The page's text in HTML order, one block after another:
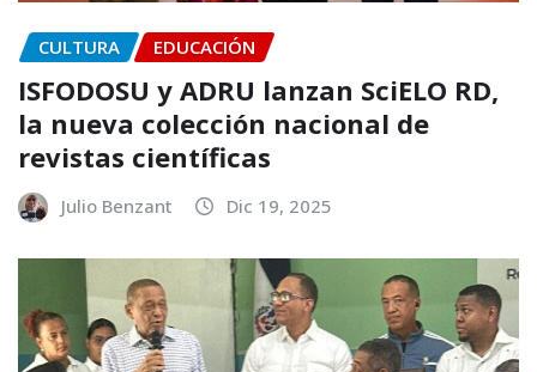
CULTURA EDUCACIÓN
ISFODOSU y ADRU lanzan SciELO RD,
la nueva colección nacional de
revistas científicas
Julio Benzant Dic 19, 2025